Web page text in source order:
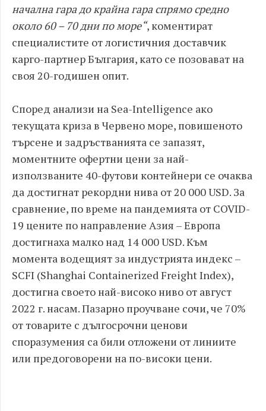
начална гара до крайна гара спрямо средно
около 60 – 70 дни по море“, коментират
специалистите от логистичния доставчик
карго-партнер България, като се позовават на
своя 20-годишен опит.
Според анализи на Sea-Intelligence ако
текущата криза в Червено море, повишеното
търсене и задръстванията се запазят,
моментните офертни цени за най-
използваните 40-футови контейнери се очаква
да достигнат рекордни нива от 20 000 USD. За
сравнение, по време на пандемията от COVID-
19 цените по направление Азия – Европа
достигнаха малко над 14 000 USD. Към
момента водещият за индустрията индекс –
SCFI (Shanghai Containerized Freight Index),
достигна своето най-високо ниво от август
2022 г. насам. Пазарно проучване сочи, че 70%
от товарите с дългосрочни ценови
споразумения са били отложени от линиите
или предоговорени на по-високи цени.